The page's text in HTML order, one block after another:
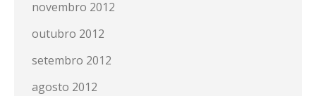
novembro 2012
outubro 2012
setembro 2012
agosto 2012